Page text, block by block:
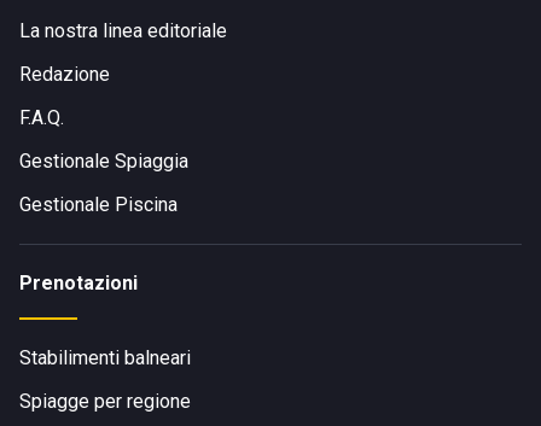
La nostra linea editoriale
Redazione
F.A.Q.
Gestionale Spiaggia
Gestionale Piscina
Prenotazioni
Stabilimenti balneari
Spiagge per regione